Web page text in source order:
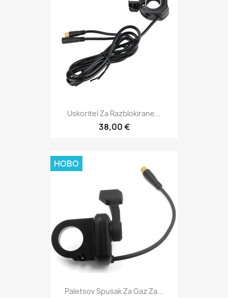
Uskoritel Za Razblokirane...
38,00 €
Paletsov Spusak Za Gaz Za...
НОВО